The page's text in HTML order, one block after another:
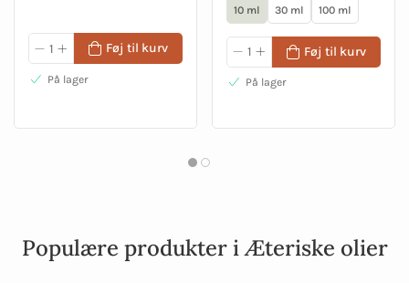
Føj til kurv
På lager
10 ml 30 ml 100 ml
Føj til kurv
På lager
Populære produkter i Æteriske olier